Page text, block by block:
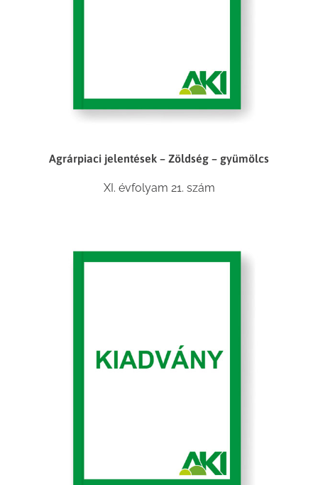
Agrárpiaci jelentések – Zöldség – gyümölcs
XI. évfolyam 21. szám